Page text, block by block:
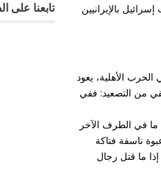
بالإيرانيين
الأهلية، يعود
من التصعيد: ففي
في الطرف الآخر
ناسفة فتاكة
ما قتل رجال
تابعنا على